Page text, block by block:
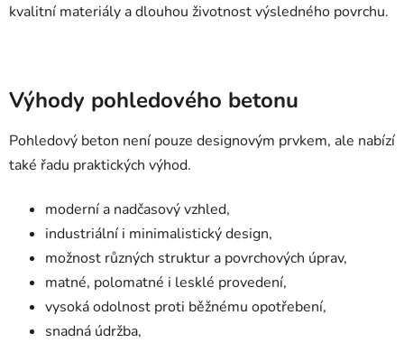
kvalitní materiály a dlouhou životnost výsledného povrchu.
Výhody pohledového betonu
Pohledový beton není pouze designovým prvkem, ale nabízí
také řadu praktických výhod.
moderní a nadčasový vzhled,
industriální i minimalistický design,
možnost různých struktur a povrchových úprav,
matné, polomatné i lesklé provedení,
vysoká odolnost proti běžnému opotřebení,
snadná údržba,